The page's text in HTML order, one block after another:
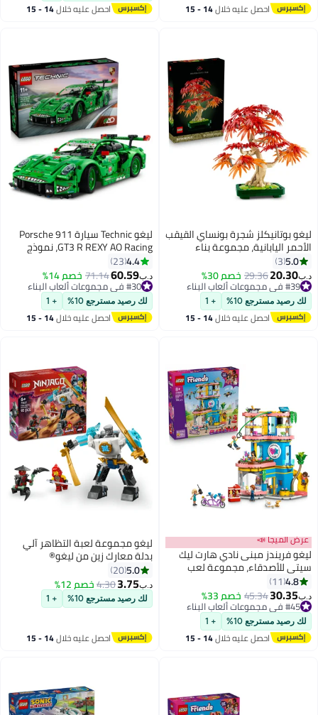
احصل عليه خلال 14 - 15 احصل عليه خلال 14 - 15
ليغو بوتانيكلز شجرة بونساي القيقب
الأحمر اليابانية، مجموعة بناء
للبالغين (٤٧٤ قطعة) 10348
5.0
3
د.ب‏20.30
29.36خصم 30%
#39 في مجموعات ألعاب البناء
#39 في مجموعات ألعاب البناء
لك رصيد مسترجع 10% + 1
احصل عليه خلال 14 - 15
ليغو ‏Technic‏ سيارة Porsche 911
GT3 R REXY AO Racing، نموذج
وأكثر (١٣١٣ قطعة) 42224
4.4
23
د.ب‏60.59
71.14خصم 14%
#30 في مجموعات ألعاب البناء
#30 في مجموعات ألعاب البناء
لك رصيد مسترجع 10% + 1
احصل عليه خلال 14 - 15
عرض الميجا 📣
ليغو ‏فريندز مبنى نادي هارت ليك
سيتي للأصدقاء، مجموعة لعب
قطعة) 42689
4.8
11
د.ب‏30.35
45.34خصم 33%
#45 في مجموعات ألعاب البناء
#45 في مجموعات ألعاب البناء
لك رصيد مسترجع 10% + 1
احصل عليه خلال 14 - 15
ليغو مجموعة لعبة التظاهر آلي
بدلة معارك زين من ليغو®
هدية النينجا 71827
5.0
20
د.ب‏3.75
4.30خصم 12%
لك رصيد مسترجع 10% + 1
احصل عليه خلال 14 - 15